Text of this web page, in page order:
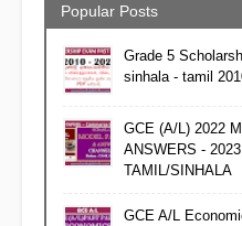
Popular Posts
Grade 5
sinhala - tamil
GCE (A/L) 2022
ANSWERS -
TAMIL/SINHALA
GCE A/L